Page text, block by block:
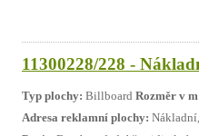
11300228/228 -
Typ plochy: Billboard Rozměr v
Adresa reklamní plochy: